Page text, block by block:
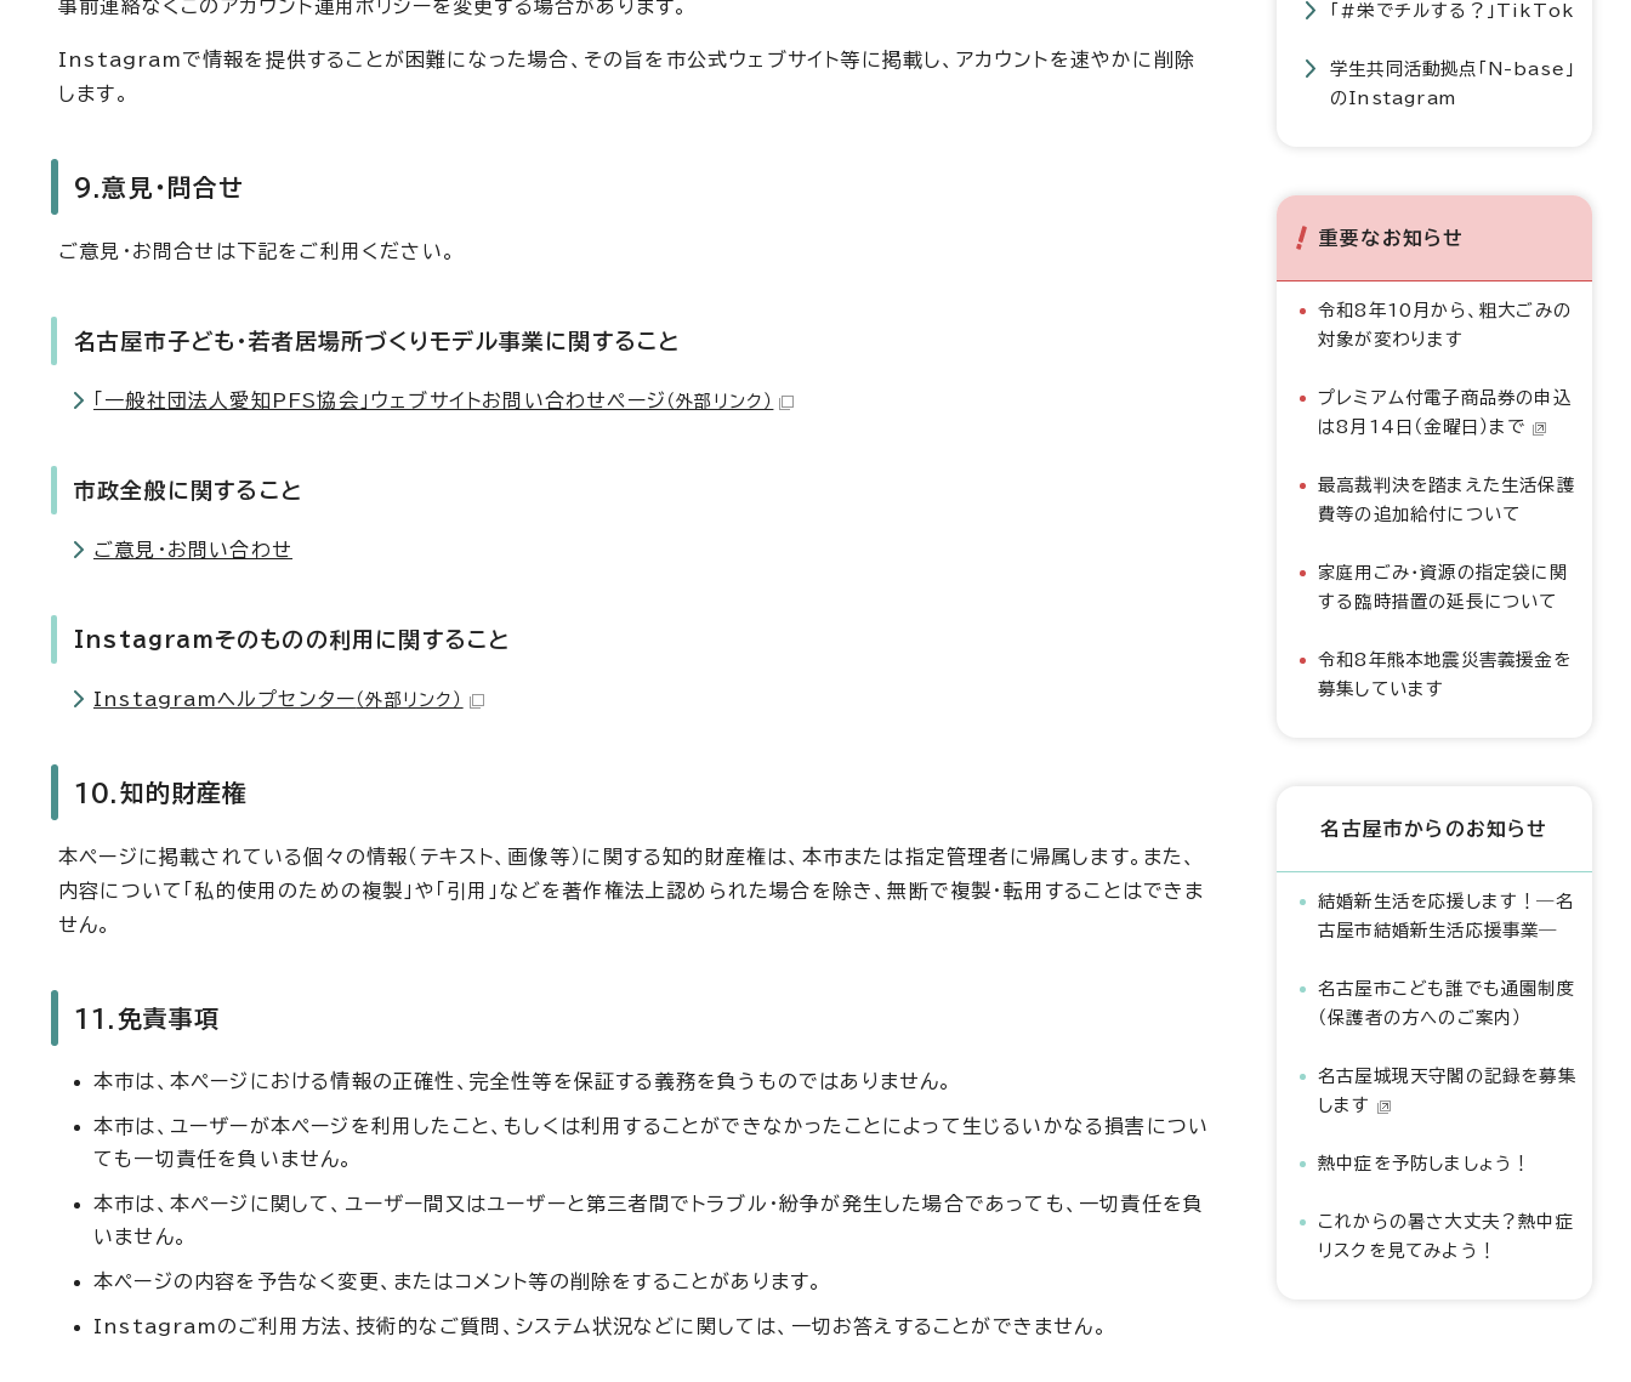
事前連絡なくこのアカウント運用ポリシーを変更する場合があります。
Instagramで情報を提供することが困難になった場合、その旨を市公式ウェブサイト等に掲載し、アカウントを速やかに削除
します。
9.意見・問合せ
ご意見・お問合せは下記をご利用ください。
名古屋市子ども・若者居場所づくりモデル事業に関すること
「一般社団法人愛知PFS協会」ウェブサイトお問い合わせページ （外部リンク）
市政全般に関すること
ご意見・お問い合わせ
Instagramそのものの利用に関すること
Instagramヘルプセンター （外部リンク）
10.知的財産権
本ページに掲載されている個々の情報（テキスト、画像等）に関する知的財産権は、本市または指定管理者に帰属します。また、
内容について「私的使用のための複製」や「引用」などを著作権法上認められた場合を除き、無断で複製・転用することはできま
せん。
11.免責事項
本市は、本ページにおける情報の正確性、完全性等を保証する義務を負うものではありません。
本市は、ユーザーが本ページを利用したこと、もしくは利用することができなかったことによって生じるいかなる損害につい
ても一切責任を負いません。
本市は、本ページに関して、ユーザー間又はユーザーと第三者間でトラブル・紛争が発生した場合であっても、一切責任を負
いません。
本ページの内容を予告なく変更、またはコメント等の削除をすることがあります。
Instagramのご利用方法、技術的なご質問、システム状況などに関しては、一切お答えすることができません。
「#栄でチルする？」TikTok
学生共同活動拠点「N-base」
のInstagram
重要なお知らせ
令和8年10月から、粗大ごみの
対象が変わります
プレミアム付電子商品券の申込
は8月14日（金曜日）まで
最高裁判決を踏まえた生活保護
費等の追加給付について
家庭用ごみ・資源の指定袋に関
する臨時措置の延長について
令和8年熊本地震災害義援金を
募集しています
名古屋市からのお知らせ
結婚新生活を応援します！―名
古屋市結婚新生活応援事業―
名古屋市こども誰でも通園制度
（保護者の方へのご案内）
名古屋城現天守閣の記録を募集
します
熱中症を予防しましょう！
これからの暑さ大丈夫？熱中症
リスクを見てみよう！